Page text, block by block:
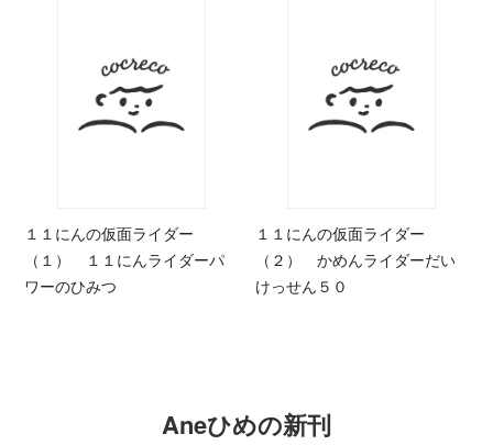
１１にんの仮面ライダー
（１） １１にんライダーパ
ワーのひみつ
１１にんの仮面ライダー
（２） かめんライダーだい
けっせん５０
Aneひめの新刊